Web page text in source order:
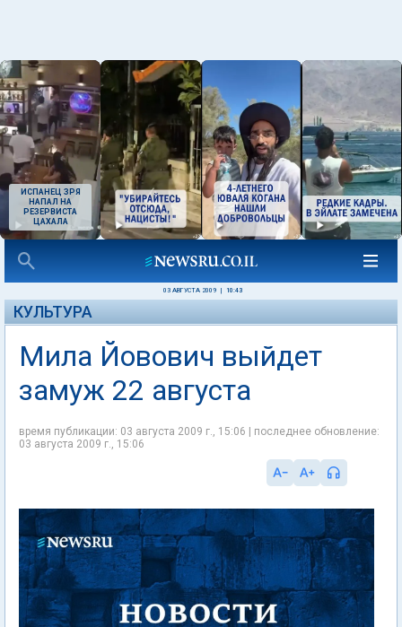
ИСПАНЕЦ ЗРЯ
НАПАЛ НА
РЕЗЕРВИСТА
ЦАХАЛА
03 АВГУСТА 2009 10:43
КУЛЬТУРА
Мила Йовович выйдет
замуж 22 августа
время публикации: 03 августа 2009 г., 15:06 | последнее обновление:
03 августа 2009 г., 15:06